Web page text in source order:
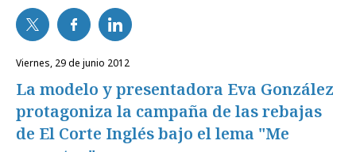
viernes, 29 de junio 2012
La modelo y presentadora Eva González
protagoniza la campaña de las rebajas
de El Corte Inglés bajo el lema "Me